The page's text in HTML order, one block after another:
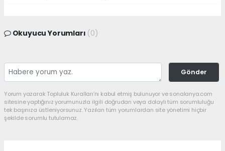
Okuyucu Yorumları (0)
Gönder
Yorum yazarak Topluluk Kuralları’nı kabul etmiş bulunuyor ve sonalanya.com
sitesine yaptığınız yorumunuzla ilgili doğrudan veya dolaylı tüm sorumluluğu
tek başınıza üstleniyorsunuz. Yazılan tüm yorumlardan site yönetimi hiçbir
şekilde sorumlu tutulamaz.